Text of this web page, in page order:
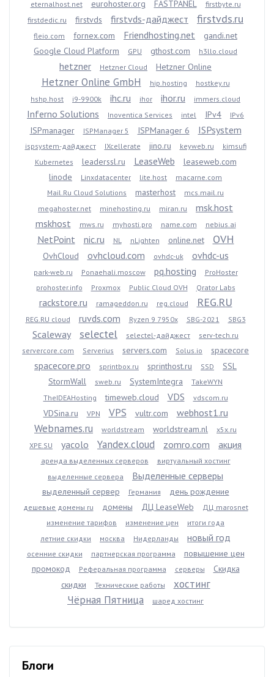
eternalhost.net eurohoster.org FASTPANEL
firstbyte.ru
firstdedic.ru
firstvds firstvds-дайджест firstvds.ru
fleio.com fornex.com Friendhosting.net
gandi.net
Google Cloud Platform
GPU gthost.com h3llo.cloud
hetzner Hetzner Cloud Hetzner Online
Hetzner Online GmbH hip.hosting
hostkey.ru
hshp.host
i9-9900k ihc.ru ihor ihor.ru immers.cloud
Inferno Solutions Inoventica Services intel IPv4 IPv6
ISPmanager ISPManager 5 ISPManager 6 ISPsystem
ispsystem-дайджест IXcellerate jino.ru keyweb.ru
kimsufi
Kubernetes
leaderssl.ru LeaseWeb
leaseweb.com
linode
Linxdatacenter lite.host
macarne.com
Mail.Ru Cloud Solutions
masterhost
mcs.mail.ru
megahoster.net
minehosting.ru miran.ru
msk.host
mskhost
mws.ru myhosti.pro name.com nebius.ai
NetPoint nic.ru NL nLighten online.net OVH
OvhCloud ovhcloud.com ovhdc-uk ovhdc-us
park-web.ru Ponaehali.moscow pq.hosting
ProHoster
prohoster.info
Proxmox Public Cloud OVH Qrator Labs
rackstore.ru ramageddon.ru reg.cloud REG.RU
REG.RU cloud ruvds.com Ryzen 9 7950x SBG-2021 SBG3
Scaleway selectel selectel-дайджест
serv-tech.ru
servercore.com
Serverius servers.com Solus.io spacecore
spacecore.pro sprintbox.ru sprinthost.ru SSD
SSL
StormWall
sweb.ru SystemIntegra
TakeWYN
TheIDEAHosting
timeweb.cloud VDS vdscom.ru
VDSina.ru VPN VPS vultr.com webhost1.ru
Webnames.ru worldstream worldstream.nl
x5x.ru
XPE.SU
yacolo Yandex.cloud zomro.com акция
аренда выделенных серверов
виртуальный хостинг
выделенные сервера
Выделенные серверы
выделенный сервер Германия день рождение
дешевые домены ru домены ДЦ LeaseWeb
ДЦ marosnet
изменение тарифов
изменение цен
итоги года
летние скидки
москва Нидерланды новый год
осенние скидки партнерская программа
повышение цен
промокод
Реферальная программа серверы
Скидка
скидки
Технические работы
хостинг
Чёрная Пятница
шаред хостинг
Блоги